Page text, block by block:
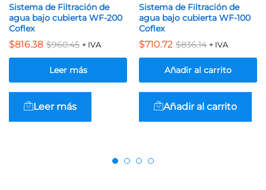
Sistema de Filtración de
agua bajo cubierta WF-200
Coflex
$816.38 $960.45 + IVA
Leer más
Leer más
Sistema de Filtración de
agua bajo cubierta WF-100
Coflex
$710.72 $836.14 + IVA
Añadir al carrito
Añadir al carrito